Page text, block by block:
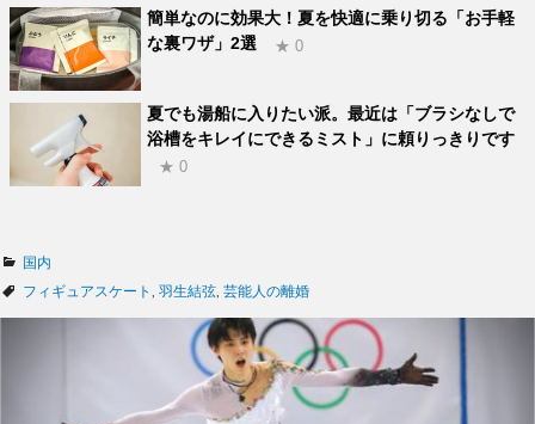
簡単なのに効果大！夏を快適に乗り切る「お手軽
な裏ワザ」2選
★ 0
夏でも湯船に入りたい派。最近は「ブラシなしで
浴槽をキレイにできるミスト」に頼りっきりです
★ 0
カ
テ
国内
タ
フィギュアスケート 羽生結弦 芸能人の離婚